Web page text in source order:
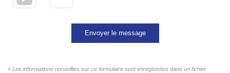
Envoyer le message
« Les informations recueillies sur ce formulaire sont enregistrées dans un fichier